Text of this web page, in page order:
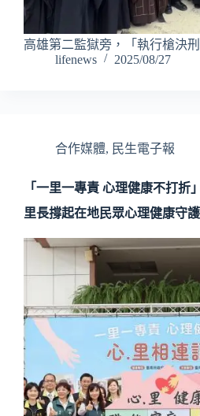
高雄第二監獄旁，「執行槍決
lifenews
2025/08/27
合作媒體, 民生電子報
「一里一專責 心理健康不打折
里長撐起在地民眾心理健康守